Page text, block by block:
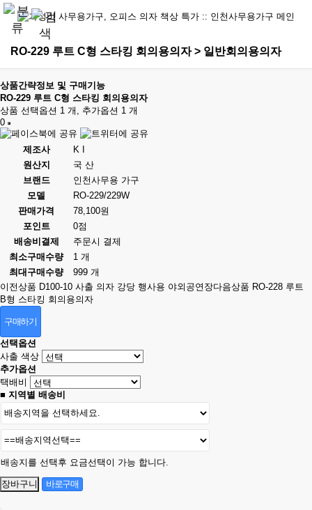
RO-229 루트 C형 스타킹 회의용의자 > 일반회의용의자
상품간략정보 및 구매기능
RO-229 루트 C형 스타킹 회의용의자
상품 선택옵션 1 개, 추가옵션 1 개
0
제조사
K I
원산지
국 산
브랜드
인천사무용 가구
모델
RO-229/229W
판매가격
78,100원
포인트
0점
배송비결제
주문시 결제
최소구매수량
1 개
최대구매수량
999 개
이전상품 D100-10 사출 의자 강당 행사용 야외공연장다음상품 RO-228 루트
B형 스타킹 회의용의자
구매하기
선택옵션
사출 색상
추가옵션
택배비
■ 지역별 배송비
배송지를 선택후 요금선택이 가능 합니다.